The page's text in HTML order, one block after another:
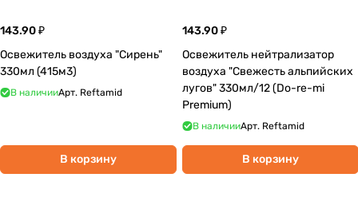
143.90 ₽
Освежитель воздуха "Сирень"
330мл (415м3)
В наличииАрт. Reftamid
В корзину
143.90 ₽
Освежитель нейтрализатор
воздуха "Свежесть альпийских
лугов" 330мл/12 (Do-re-mi
Premium)
В наличииАрт. Reftamid
В корзину